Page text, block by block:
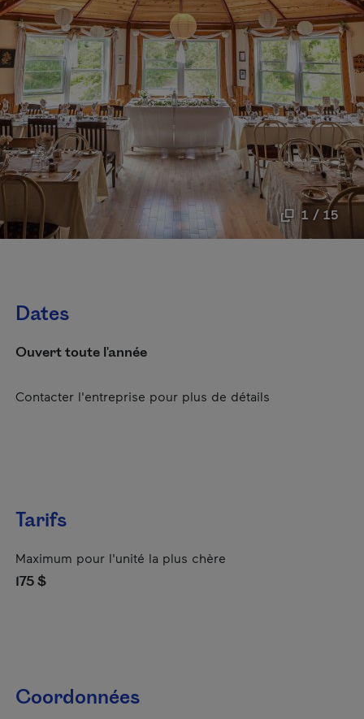
1 / 15
Dates
Ouvert toute l'année
Contacter l'entreprise pour plus de détails
Tarifs
Maximum pour l'unité la plus chère
175 $
Coordonnées